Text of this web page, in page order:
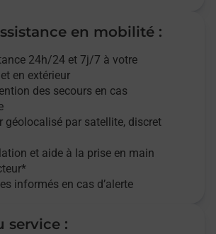
en mobilité :
24h/24 et 7j/7 à votre
en extérieur
des secours en cas
géolocalisé par satellite, discret
et aide à la prise en main
informés en cas d’alerte
service :